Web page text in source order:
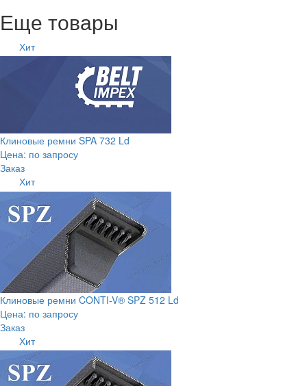
Еще товары
Хит
Клиновые ремни SPA 732 Ld
Цена: по запросу
Заказ
Хит
Клиновые ремни CONTI-V® SPZ 512 Ld
Цена: по запросу
Заказ
Хит